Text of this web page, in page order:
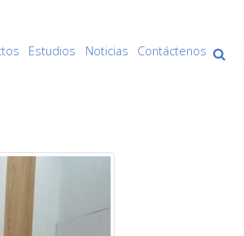
Estudios Noticias Contáctenos